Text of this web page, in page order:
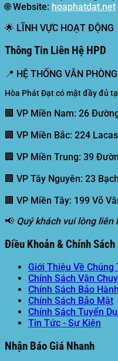
🌐Website: hoaphatdat.net
🌟 LĨNH VỰC HOẠT ĐỘNG
Thông Tin Liên Hệ HPD
📍 HỆ THỐNG VĂN
Hòa Phát Đạt có mặt đầy đủ
🏢 VP Miền Nam: 26
🏢 VP Miền Bắc: 224
🏢 VP Miền Trung: 39
🏢 VP Tây Nguyên: 23
🏢 VP Miền Tây: 199 Võ
📢 Quý khách vui lòng
Điều Khoản & Chính Sách
Giới Thiệu Về Chúng
Chính Sách Vận
Chính Sách Bảo Hành
Chính Sách Bảo Mật
Chính Sách Tuyển
Tin Tức - Sự Kiện
Nhận Báo Giá Nhanh